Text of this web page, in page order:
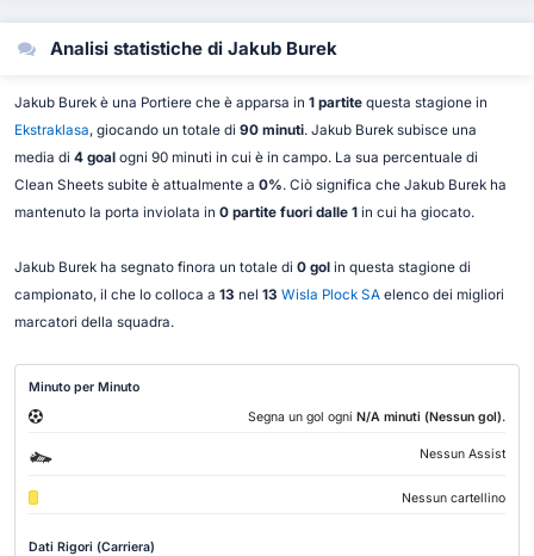
Analisi statistiche di Jakub Burek
Jakub Burek è una Portiere che è apparsa in 1 partitequesta stagione in
Ekstraklasa, giocando un totale di 90 minuti. Jakub Burek subisce una
media di 4 goalogni 90 minuti in cui è in campo. La sua percentuale di
Clean Sheets subite è attualmente a 0%. Ciò significa che Jakub Burek ha
mantenuto la porta inviolata in 0 partite fuori dalle 1in cui ha giocato.
Jakub Burek ha segnato finora un totale di 0 golin questa stagione di
campionato, il che lo colloca a 13 nel 13 Wisla Plock SAelenco dei migliori
marcatori della squadra.
Minuto per Minuto
Segna un gol ogni N/A minuti (Nessun gol).
Nessun Assist
Nessun cartellino
Dati Rigori (Carriera)